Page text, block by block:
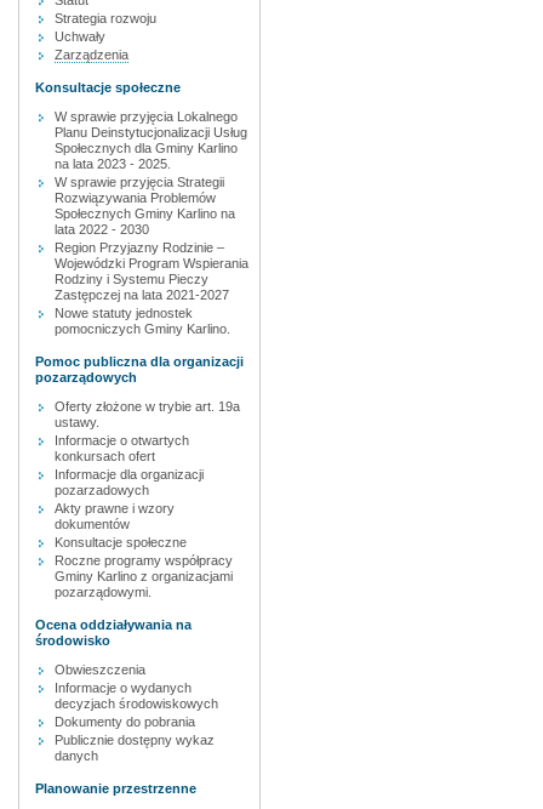
Strategia rozwoju
Uchwały
Zarządzenia
Konsultacje społeczne
W sprawie przyjęcia Lokalnego
Planu Deinstytucjonalizacji Usług
Społecznych dla Gminy Karlino
na lata 2023 - 2025.
W sprawie przyjęcia Strategii
Rozwiązywania Problemów
Społecznych Gminy Karlino na
lata 2022 - 2030
Region Przyjazny Rodzinie –
Wojewódzki Program Wspierania
Rodziny i Systemu Pieczy
Zastępczej na lata 2021-2027
Nowe statuty jednostek
pomocniczych Gminy Karlino.
Pomoc publiczna dla organizacji
pozarządowych
Oferty złożone w trybie art. 19a
ustawy.
Informacje o otwartych
konkursach ofert
Informacje dla organizacji
pozarzadowych
Akty prawne i wzory
dokumentów
Konsultacje społeczne
Roczne programy współpracy
Gminy Karlino z organizacjami
pozarządowymi.
Ocena oddziaływania na
środowisko
Obwieszczenia
Informacje o wydanych
decyzjach środowiskowych
Dokumenty do pobrania
Publicznie dostępny wykaz
danych
Planowanie przestrzenne